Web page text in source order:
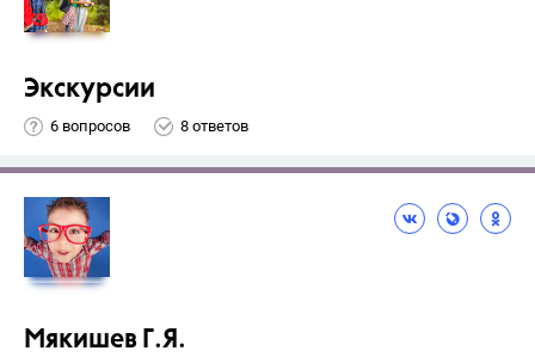
Экскурсии
6 вопросов 8 ответов
Мякишев Г.Я.